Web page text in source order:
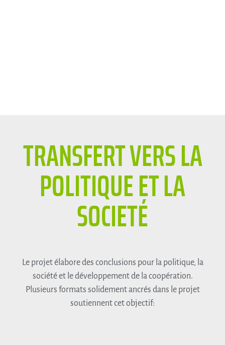
TRANSFERT VERS LA
POLITIQUE ET LA
SOCIETÉ
Le projet élabore des conclusions pour la politique, la
société et le développement de la coopération.
Plusieurs formats solidement ancrés dans le projet
soutiennent cet objectif: